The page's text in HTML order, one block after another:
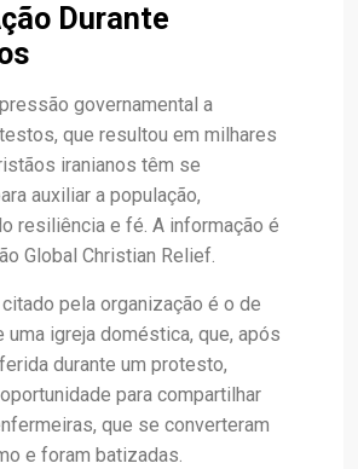
Durante
governamental a
que resultou em milhares
iranianos têm se
auxiliar a população,
resiliência e fé. A informação é
Global Christian Relief.
pela organização é o de
uma igreja doméstica, que, após
durante um protesto,
para compartilhar
que se converteram
e foram batizadas.